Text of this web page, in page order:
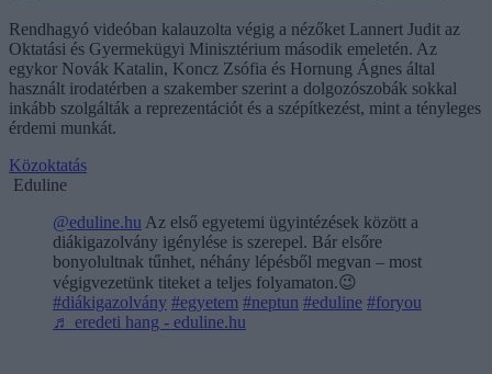
Rendhagyó videóban kalauzolta végig a nézőket Lannert Judit az
Oktatási és Gyermekügyi Minisztérium második emeletén. Az
egykor Novák Katalin, Koncz Zsófia és Hornung Ágnes által
használt irodatérben a szakember szerint a dolgozószobák sokkal
inkább szolgálták a reprezentációt és a szépítkezést, mint a tényleges
érdemi munkát.
Közoktatás
Eduline
@eduline.hu Az első egyetemi ügyintézések között a
diákigazolvány igénylése is szerepel. Bár elsőre
bonyolultnak tűnhet, néhány lépésből megvan – most
végigvezetünk titeket a teljes folyamaton.😉
#diákigazolvány #egyetem #neptun #eduline #foryou
♬ eredeti hang - eduline.hu